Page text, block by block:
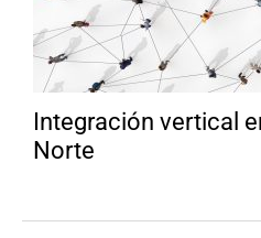
Integración vertical
Norte